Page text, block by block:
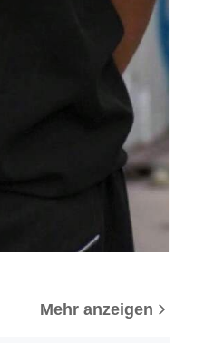
Mehr anzeigen